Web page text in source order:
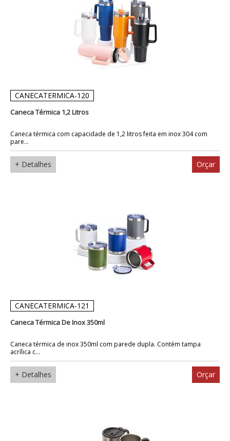
CANECATERMICA-120
Caneca Térmica 1,2 Litros
Caneca térmica com capacidade de 1,2 litros feita em inox 304 com
pare...
+ Detalhes Orçar
CANECATERMICA-121
Caneca Térmica De Inox 350ml
Caneca térmica de inox 350ml com parede dupla. Contém tampa
acrílica c...
+ Detalhes Orçar